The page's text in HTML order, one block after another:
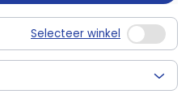
Selecteer winkel